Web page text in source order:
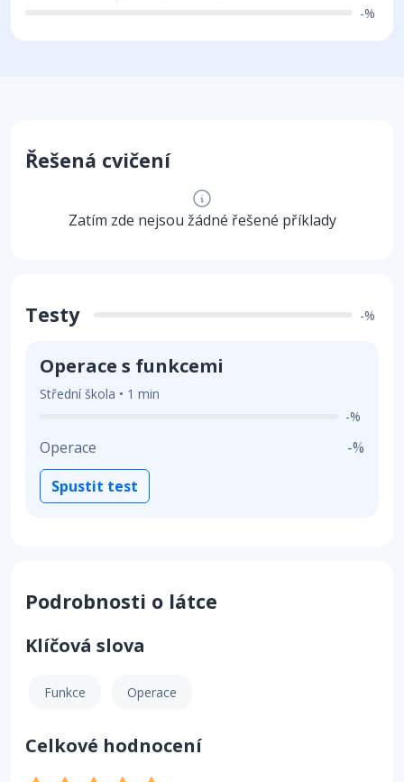
-%
Řešená cvičení
Zatím zde nejsou žádné řešené příklady
Testy -%
Operace s funkcemi
Střední škola • 1 min
-%
Operace
-%
Spustit test
Podrobnosti o látce
Klíčová slova
Funkce Operace
Celkové hodnocení